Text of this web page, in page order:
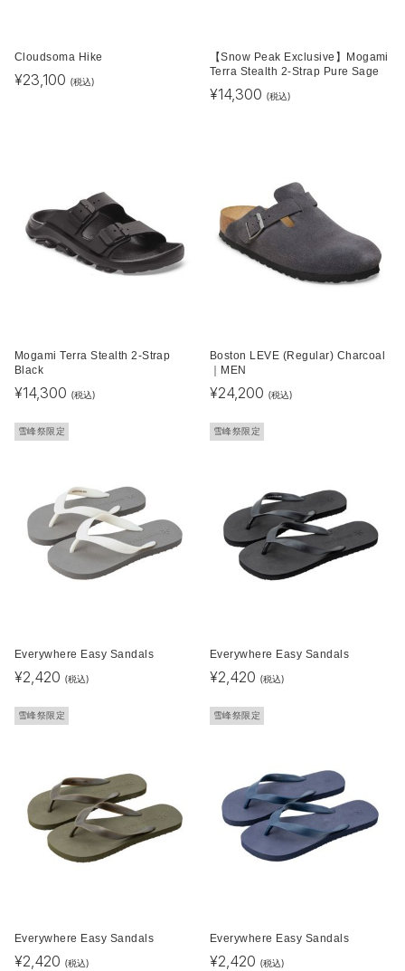
Cloudsoma Hike
¥23,100 (税込)
【Snow Peak Exclusive】Mogami
Terra Stealth 2-Strap Pure Sage
¥14,300 (税込)
Mogami Terra Stealth 2-Strap
Black
¥14,300 (税込)
Boston LEVE (Regular) Charcoal
｜MEN
¥24,200 (税込)
雪峰祭限定
Everywhere Easy Sandals
¥2,420 (税込)
雪峰祭限定
Everywhere Easy Sandals
¥2,420 (税込)
雪峰祭限定
Everywhere Easy Sandals
¥2,420 (税込)
雪峰祭限定
Everywhere Easy Sandals
¥2,420 (税込)